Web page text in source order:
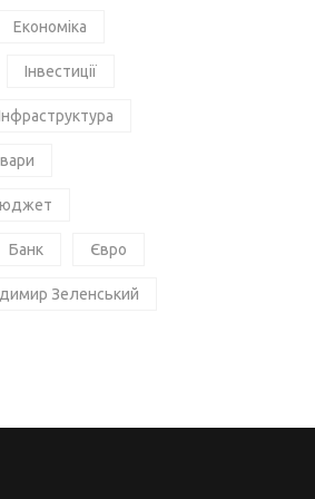
Економіка
Інвестиції
Банк Євро
Зеленський